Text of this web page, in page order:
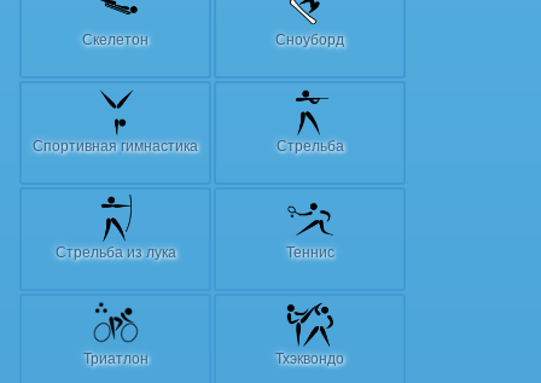
Скелетон Сноуборд
Спортивная гимнастика Стрельба
Стрельба из лука Теннис
Триатлон Тхэквондо